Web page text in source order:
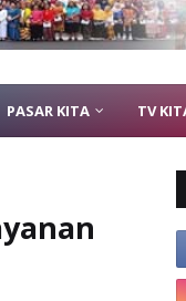
PASAR KITA TV